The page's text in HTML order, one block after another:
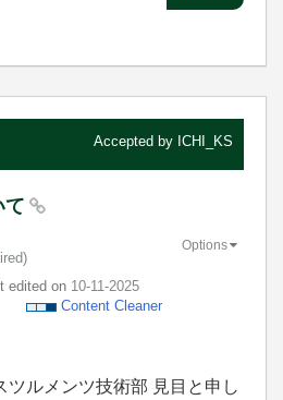
Accepted by ICHI_KS
て
edited on ‎10-11-2025
Content Cleaner
Options
ツルメンツ技術部 見目と申し